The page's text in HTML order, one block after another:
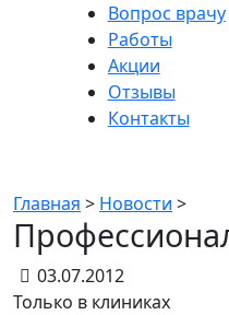
Вопрос врачу
Работы
Акции
Отзывы
Контакты
Главная > Новости >
03.07.2012
Только в клиниках